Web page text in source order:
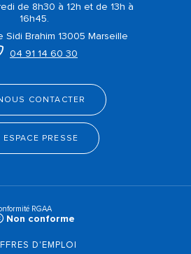
de 8h30 à 12h et de 13h à
16h45.
Sidi Brahim 13005 Marseille
04 91 14 60 30
CONTACTER
ESPACE PRESSE
RGAA
Non conforme
D'EMPLOI